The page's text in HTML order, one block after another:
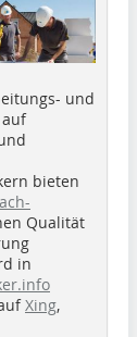
und
bieten
Qualität
in
Xing,